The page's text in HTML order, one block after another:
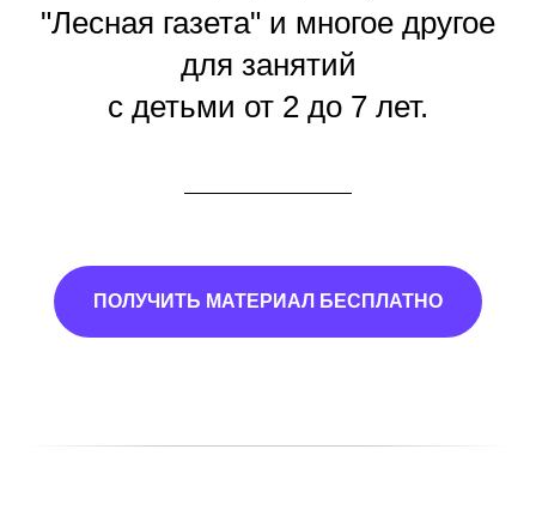
"Лесная газета" и многое другое
для занятий
с детьми от 2 до 7 лет.
ПОЛУЧИТЬ МАТЕРИАЛ БЕСПЛАТНО